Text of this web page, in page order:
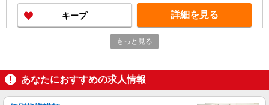
試用期間中(3ヶ月)は支給なし
キープ 詳細を見る
ショートステイ 夜勤専従介護職
【時給】1,450円〜 ▼給与詳細 処遇改善手
当：220円/時 夜勤手当:6,000円/回 ▼下記別途支給
もっと見る
あなたにおすすめの求人情報